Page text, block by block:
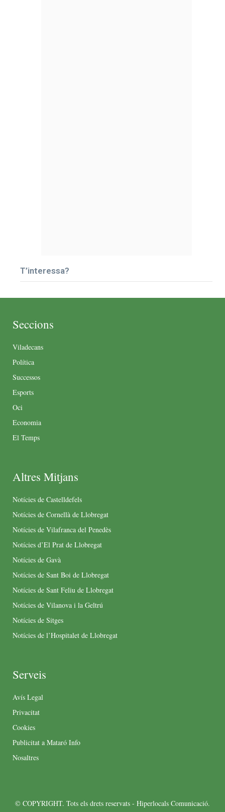
T’interessa?
Seccions
Viladecans
Política
Successos
Esports
Oci
Economia
El Temps
Altres Mitjans
Notícies de Castelldefels
Notícies de Cornellà de Llobregat
Notícies de Vilafranca del Penedès
Notícies d’El Prat de Llobregat
Notícies de Gavà
Notícies de Sant Boi de Llobregat
Notícies de Sant Feliu de Llobregat
Notícies de Vilanova i la Geltrú
Notícies de Sitges
Notícies de l’Hospitalet de Llobregat
Serveis
Avís Legal
Privacitat
Cookies
Publicitat a Mataró Info
Nosaltres
© COPYRIGHT. Tots els drets reservats - Hiperlocals Comunicació.